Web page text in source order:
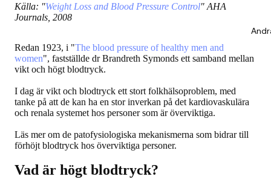
Källa: "Weight Loss and Blood Pressure Control" AHA
Journals, 2008
Redan 1923, i "The blood pressure of healthy men and
women", fastställde dr Brandreth Symonds ett samband mellan
vikt och högt blodtryck.
I dag är vikt och blodtryck ett stort folkhälsoproblem, med
tanke på att de kan ha en stor inverkan på det kardiovaskulära
och renala systemet hos personer som är överviktiga.
Läs mer om de patofysiologiska mekanismerna som bidrar till
förhöjt blodtryck hos överviktiga personer.
Vad är högt blodtryck?